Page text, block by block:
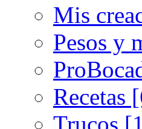
Mis
Pesos y
Recetas